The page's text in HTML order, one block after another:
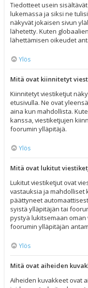
Tiedotteet usein
lukemassa ja siksi ne
näkyvät jokaisen sivun
lähetetty. Kuten
lähettämisen oikeudet
Ylös
Mitä ovat kiinnitetyt
Kiinnitetyt viestiketjut
etusivulla. Ne ovat
aina kun mahdollista.
kanssa, viestiketjujen
foorumin ylläpitäjä.
Ylös
Mitä ovat lukitut
Lukitut viestiketjut ovat
vastauksia ja mahdolliset
päättyneet
syistä ylläpitäjän tai
pystyä lukitsemaan
foorumin ylläpitäjän
Ylös
Mitä ovat aiheiden
Aiheiden kuvakkeet ovat